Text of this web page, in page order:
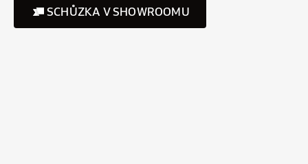
SCHŮZKA V SHOWROOMU